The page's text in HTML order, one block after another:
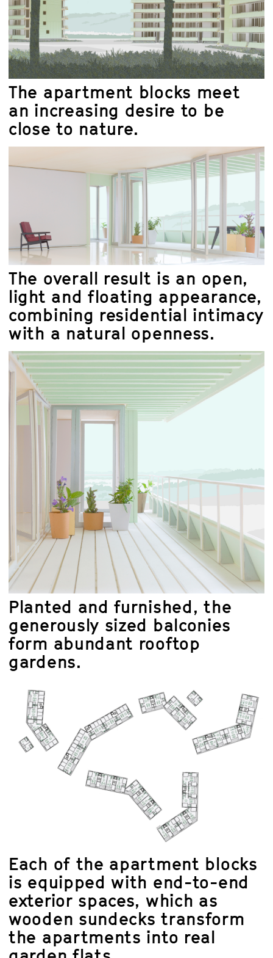
The apartment blocks meet
an increasing desire to be
close to nature.
The overall result is an open,
light and floating appearance,
combining residential intimacy
with a natural openness.
Planted and furnished, the
generously sized balconies
form abundant rooftop
gardens.
Each of the apartment blocks
is equipped with end-to-end
exterior spaces, which as
wooden sundecks transform
the apartments into real